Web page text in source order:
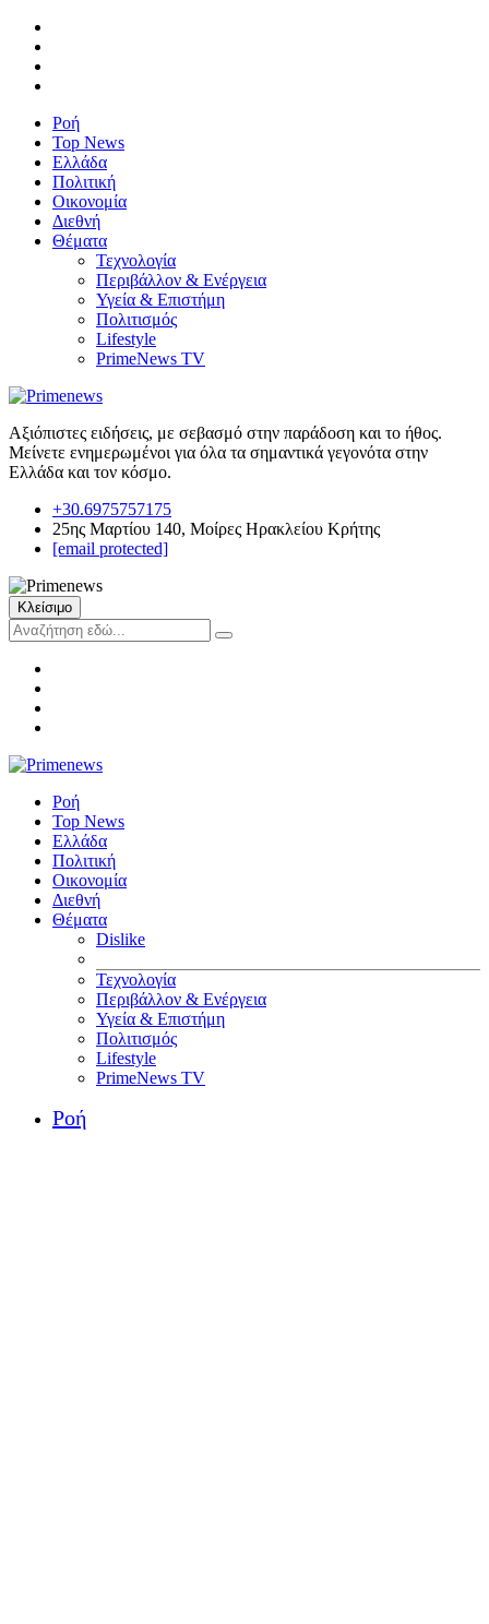
Ροή
Top News
Ελλάδα
Πολιτική
Οικονομία
Διεθνή
Θέματα
Τεχνολογία
Περιβάλλον & Ενέργεια
Υγεία & Επιστήμη
Πολιτισμός
Lifestyle
PrimeNews TV
Αξιόπιστες ειδήσεις, με σεβασμό στην παράδοση και το ήθος.
Μείνετε ενημερωμένοι για όλα τα σημαντικά γεγονότα στην
Ελλάδα και τον κόσμο.
+30.6975757175
25ης Μαρτίου 140, Μοίρες Ηρακλείου Κρήτης
[email protected]
Κλείσιμο
Ροή
Top News
Ελλάδα
Πολιτική
Οικονομία
Διεθνή
Θέματα
Dislike
Τεχνολογία
Περιβάλλον & Ενέργεια
Υγεία & Επιστήμη
Πολιτισμός
Lifestyle
PrimeNews TV
Ροή